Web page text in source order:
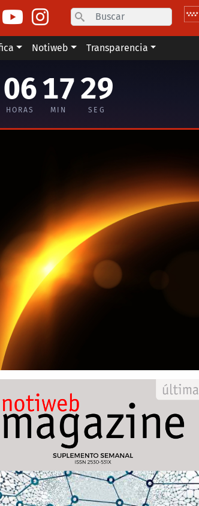
Search
Notiweb Transparencia
06
HORAS
17
MIN
29
SEG